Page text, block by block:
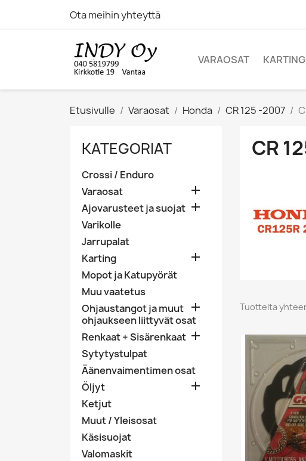
Ota meihin yhteyttä
VARAOSAT KARTING
Etusivulle Varaosat Honda CR 125 -2007
KATEGORIAT
Crossi / Enduro
Varaosat

Ajovarusteet ja suojat 
Varikolle
Jarrupalat
Karting

Mopot ja Katupyörät
Muu vaatetus
Ohjaustangot ja muut
ohjaukseen liittyvät osat

Renkaat + Sisärenkaat 
Sytytystulpat
Äänenvaimentimen osat
Öljyt

Ketjut
Muut / Yleisosat
Käsisuojat
Valomaskit
CR
Tuotteita